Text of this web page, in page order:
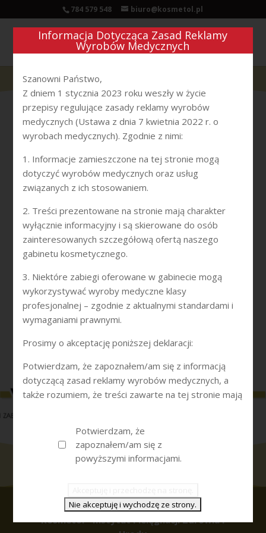
784 579 548 biuro@kosmetol.pl
RETISES CT YELLOW
PEEL
peelingów chemicznych.Działanie peelingu polega na
usuwaniu warstwy naskórka na różnych poziomach.
Intensywność działania peelingu można indywidualnie
dostosowywać do rodzaju uszkodzeń skórnych.
Wskazaniami do zabiegu są:
przebarwienia,
fotostarzenie,
wiotkość skóry,
blizny po trądziku,
zaburzenia łojotokowe skóry.
CENNIK
Kosmetol - Instytut Pielęgnacji Zdrowia i
Informacja Dotycząca Zasad Reklamy
Wyrobów Medycznych
Szanowni Państwo,
Z dniem 1 stycznia 2023 roku weszły w życie
przepisy regulujące zasady reklamy wyrobów
medycznych (Ustawa z dnia 7 kwietnia 2022 r. o
wyrobach medycznych). Zgodnie z nimi:
1. Informacje zamieszczone na tej stronie mogą
dotyczyć wyrobów medycznych oraz usług
związanych z ich stosowaniem.
2. Treści prezentowane na stronie mają charakter
wyłącznie informacyjny i są skierowane do osób
zainteresowanych szczegółową ofertą naszego
gabinetu kosmetycznego.
3. Niektóre zabiegi oferowane w gabinecie mogą
wykorzystywać wyroby medyczne klasy
profesjonalnej – zgodnie z aktualnymi standardami i
wymaganiami prawnymi.
Prosimy o akceptację poniższej deklaracji:
Potwierdzam, że zapoznałem/am się z informacją
dotyczącą zasad reklamy wyrobów medycznych, a
także rozumiem, że treści zawarte na tej stronie mają
Potwierdzam, że
zapoznałem/am się z
powyższymi informacjami.